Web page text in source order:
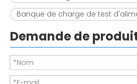
Banque de charge de test
Demande de